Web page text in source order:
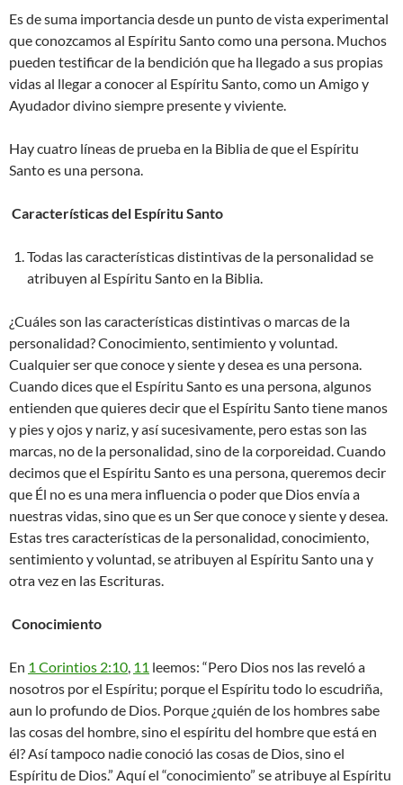
Es de suma importancia desde un punto de vista experimental
que conozcamos al Espíritu Santo como una persona. Muchos
pueden testificar de la bendición que ha llegado a sus propias
vidas al llegar a conocer al Espíritu Santo, como un Amigo y
Ayudador divino siempre presente y viviente.
Hay cuatro líneas de prueba en la Biblia de que el Espíritu
Santo es una persona.
Características del Espíritu Santo
Todas las características distintivas de la personalidad se
atribuyen al Espíritu Santo en la Biblia.
¿Cuáles son las características distintivas o marcas de la
personalidad? Conocimiento, sentimiento y voluntad.
Cualquier ser que conoce y siente y desea es una persona.
Cuando dices que el Espíritu Santo es una persona, algunos
entienden que quieres decir que el Espíritu Santo tiene manos
y pies y ojos y nariz, y así sucesivamente, pero estas son las
marcas, no de la personalidad, sino de la corporeidad. Cuando
decimos que el Espíritu Santo es una persona, queremos decir
que Él no es una mera influencia o poder que Dios envía a
nuestras vidas, sino que es un Ser que conoce y siente y desea.
Estas tres características de la personalidad, conocimiento,
sentimiento y voluntad, se atribuyen al Espíritu Santo una y
otra vez en las Escrituras.
Conocimiento
En 1 Corintios 2:10, 11 leemos: “Pero Dios nos las reveló a
nosotros por el Espíritu; porque el Espíritu todo lo escudriña,
aun lo profundo de Dios. Porque ¿quién de los hombres sabe
las cosas del hombre, sino el espíritu del hombre que está en
él? Así tampoco nadie conoció las cosas de Dios, sino el
Espíritu de Dios.” Aquí el “conocimiento” se atribuye al Espíritu